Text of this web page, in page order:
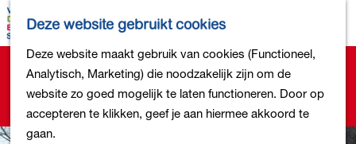
Deze website gebruikt cookies
Deze website maakt gebruik van cookies (Functioneel,
Analytisch, Marketing) die noodzakelijk zijn om de
website zo goed mogelijk te laten functioneren. Door op
accepteren te klikken, geef je aan hiermee akkoord te
gaan.
a
K
a
r
t
Z
e
k
e
n
e
n
u
Bollen en Bloemen
Uit eten
DB4daagse - Inschrijven
Kinderactiviteiten
De natuur in
Sorry, deze activiteit is niet meer beschikbaar.
Bekijk het
actuele aanbod
voor de beschikbare
opties.